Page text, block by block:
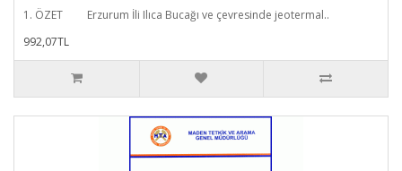
1. ÖZET Erzurum İli Ilıca Bucağı ve çevresinde jeotermal..
992,07TL